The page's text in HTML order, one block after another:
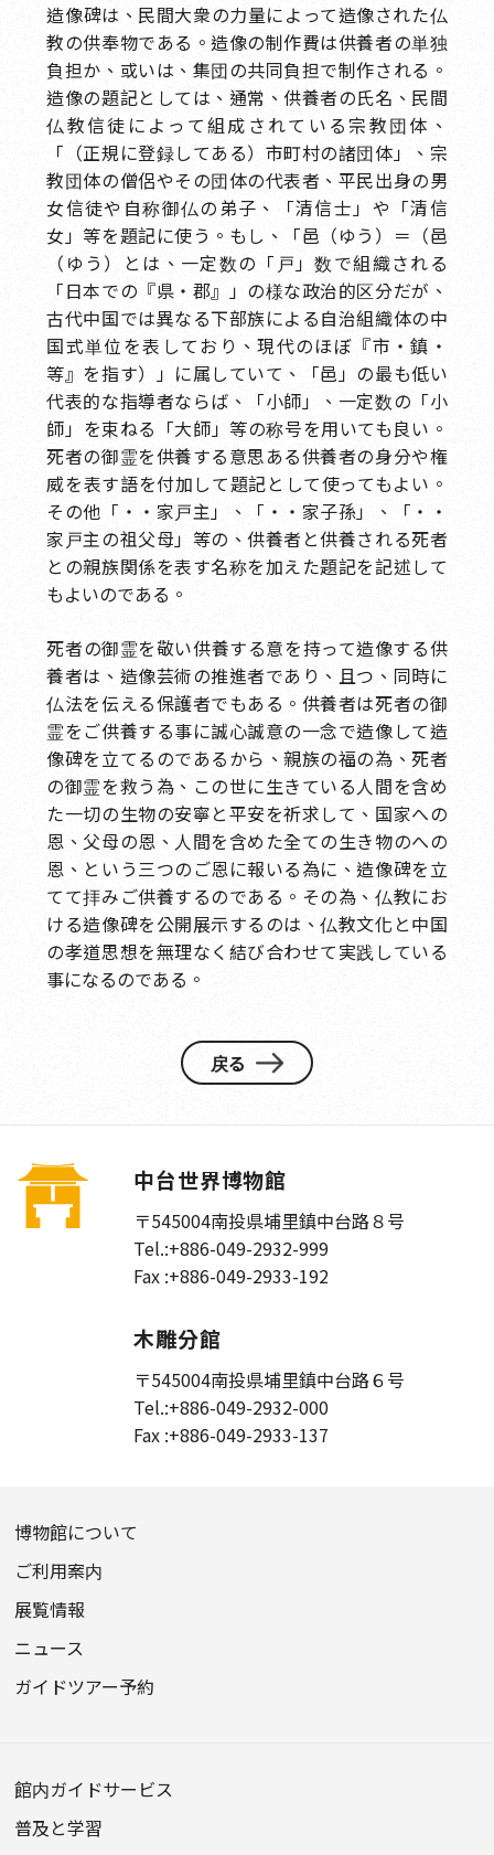
造像碑は、民間大衆の力量によって造像された仏
教の供奉物である。造像の制作費は供養者の単独
負担か、或いは、集団の共同負担で制作される。
造像の題記としては、通常、供養者の氏名、民間
仏教信徒によって組成されている宗教団体、
「（正規に登録してある）市町村の諸団体」、宗
教団体の僧侶やその団体の代表者、平民出身の男
女信徒や自称御仏の弟子、「清信士」や「清信
女」等を題記に使う。もし、「邑（ゆう）＝（邑
（ゆう）とは、一定数の「戸」数で組織される
「日本での『県・郡』」の様な政治的区分だが、
古代中国では異なる下部族による自治組織体の中
国式単位を表しており、現代のほぼ『市・鎮・
等』を指す）」に属していて、「邑」の最も低い
代表的な指導者ならば、「小師」、一定数の「小
師」を束ねる「大師」等の称号を用いても良い。
死者の御霊を供養する意思ある供養者の身分や権
威を表す語を付加して題記として使ってもよい。
その他「・・家戸主」、「・・家子孫」、「・・
家戸主の祖父母」等の、供養者と供養される死者
との親族関係を表す名称を加えた題記を記述して
もよいのである。
死者の御霊を敬い供養する意を持って造像する供
養者は、造像芸術の推進者であり、且つ、同時に
仏法を伝える保護者でもある。供養者は死者の御
霊をご供養する事に誠心誠意の一念で造像して造
像碑を立てるのであるから、親族の福の為、死者
の御霊を救う為、この世に生きている人間を含め
た一切の生物の安寧と平安を祈求して、国家への
恩、父母の恩、人間を含めた全ての生き物のへの
恩、という三つのご恩に報いる為に、造像碑を立
てて拝みご供養するのである。その為、仏教にお
ける造像碑を公開展示するのは、仏教文化と中国
の孝道思想を無理なく結び合わせて実践している
事になるのである。
戻る
中台世界博物館
〒545004南投県埔里鎮中台路８号
Tel.:+886-049-2932-999
Fax :+886-049-2933-192
木雕分館
〒545004南投県埔里鎮中台路６号
Tel.:+886-049-2932-000
Fax :+886-049-2933-137
博物館について
ご利用案内
展覧情報
ニュース
ガイドツアー予約
館内ガイドサービス
普及と学習